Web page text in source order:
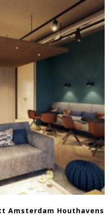
Amsterdam Houthavens